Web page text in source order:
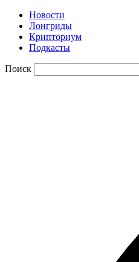
Новости
Лонгриды
Крипториум
Подкасты
Поиск